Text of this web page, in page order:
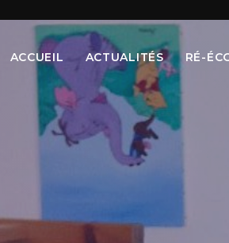
ACCUEIL ACTUALITÉS RÉ-